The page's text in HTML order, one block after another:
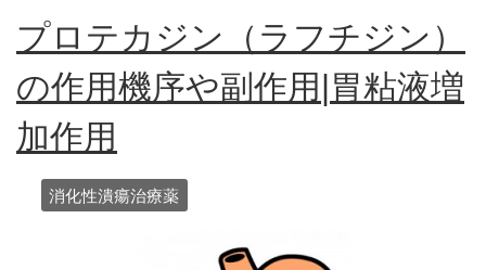
プロテカジン（ラフチジン）
の作用機序や副作用|胃粘液増
加作用
消化性潰瘍治療薬